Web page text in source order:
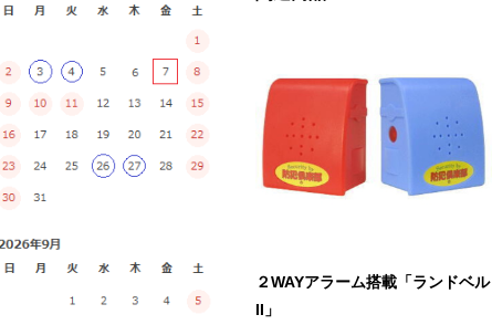
２WAYアラーム搭載「ランドベル
II」